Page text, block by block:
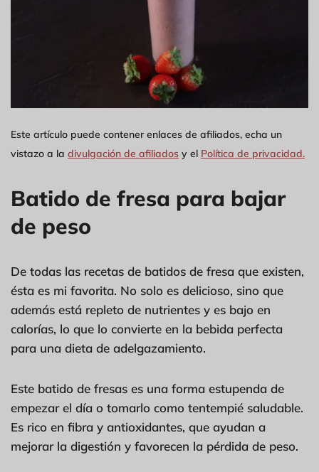
Este artículo puede contener enlaces de afiliados, echa un
vistazo a la divulgación de afiliados y el Política de privacidad.
Batido de fresa para bajar
de peso
De todas las recetas de batidos de fresa que existen,
ésta es mi favorita. No solo es delicioso, sino que
además está repleto de nutrientes y es bajo en
calorías, lo que lo convierte en la bebida perfecta
para una dieta de adelgazamiento.
Este batido de fresas es una forma estupenda de
empezar el día o tomarlo como tentempié saludable.
Es rico en fibra y antioxidantes, que ayudan a
mejorar la digestión y favorecen la pérdida de peso.